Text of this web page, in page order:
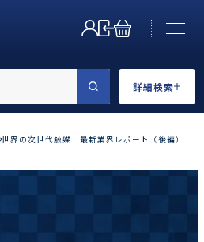
詳細検索
世界の次世代触媒 最新業界レポート（後編）